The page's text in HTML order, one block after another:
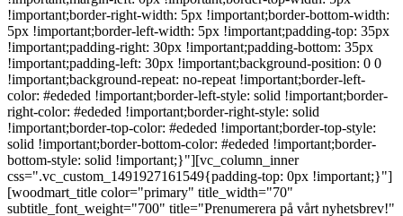
!important;border-right-width: 5px !important;border-bottom-width:
5px !important;border-left-width: 5px !important;padding-top: 35px
!important;padding-right: 30px !important;padding-bottom: 35px
!important;padding-left: 30px !important;background-position: 0 0
!important;background-repeat: no-repeat !important;border-left-
color: #ededed !important;border-left-style: solid !important;border-
right-color: #ededed !important;border-right-style: solid
!important;border-top-color: #ededed !important;border-top-style:
solid !important;border-bottom-color: #ededed !important;border-
bottom-style: solid !important;}"][vc_column_inner
css=".vc_custom_1491927161549{padding-top: 0px !important;}"]
[woodmart_title color="primary" title_width="70"
subtitle_font_weight="700" title="Prenumerera på vårt nyhetsbrev!"